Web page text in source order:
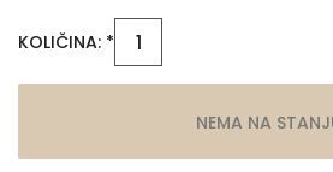
KOLIČINA: *
NEMA NA